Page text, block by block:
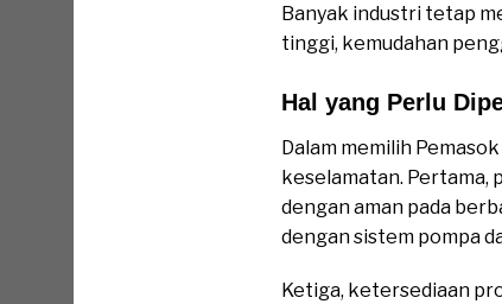
Banyak industri tetap
tinggi, kemudahan
Hal yang Perlu
Dalam memilih
keselamatan. Pertama,
dengan aman pada
dengan sistem pompa
Ketiga, ketersediaan